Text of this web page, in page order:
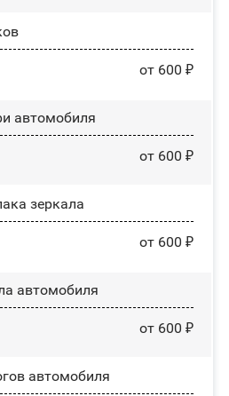
от 600 ₽
автомобиля
от 600 ₽
зеркала
от 600 ₽
автомобиля
от 600 ₽
автомобиля